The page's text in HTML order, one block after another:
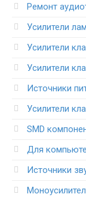
Ремонт
Усилители
Усилители
Усилители
Источники
Усилители
SMD
Для
Источники